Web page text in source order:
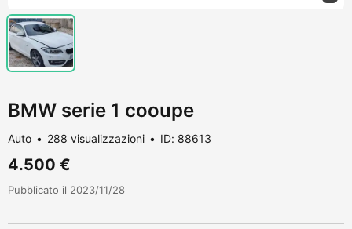
BMW serie 1 cooupe
Auto 288 visualizzazioni ID: 88613
4.500 €
Pubblicato il 2023/11/28